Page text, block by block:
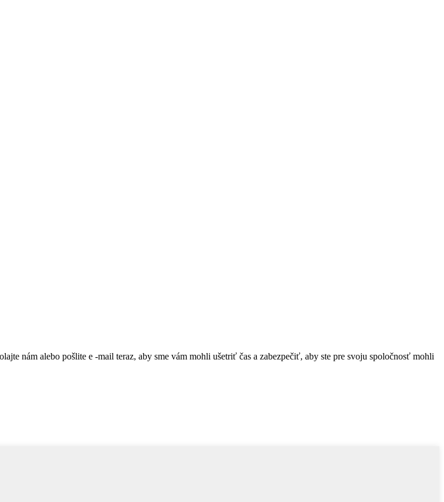
nám alebo pošlite e -mail teraz, aby sme vám mohli ušetriť čas a zabezpečiť, aby ste pre svoju spoločnosť mohli